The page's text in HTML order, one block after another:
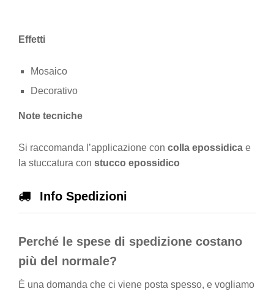
Effetti
Mosaico
Decorativo
Note tecniche
Si raccomanda l’applicazione con colla epossidica e
la stuccatura con stucco epossidico
Info Spedizioni
Perché le spese di spedizione costano
più del normale?
È una domanda che ci viene posta spesso, e vogliamo